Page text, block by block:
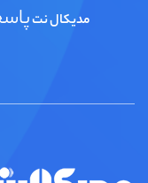
مدیکال نت